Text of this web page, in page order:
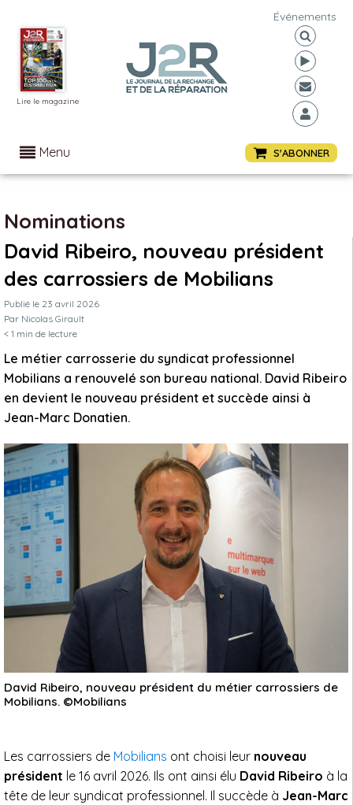
Lire le magazine
Événements
Menu S'ABONNER
Nominations
David Ribeiro, nouveau président
des carrossiers de Mobilians
Publié le 23 avril 2026
Par Nicolas Girault
< 1 min de lecture
Le métier carrosserie du syndicat professionnel
Mobilians a renouvelé son bureau national. David Ribeiro
en devient le nouveau président et succède ainsi à
Jean-Marc Donatien.
David Ribeiro, nouveau président du métier carrossiers de
Mobilians. ©Mobilians
Les carrossiers de Mobilians ont choisi leur nouveau
président le 16 avril 2026. Ils ont ainsi élu David Ribeiro à la
tête de leur syndicat professionnel. Il succède à Jean-Marc